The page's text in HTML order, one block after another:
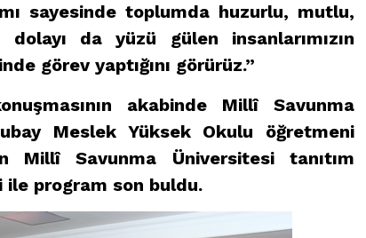
sayesinde toplumda huzurlu, mutlu,
da yüzü gülen insanlarımızın
görev yaptığını görürüz.”
akabinde Millî Savunma
Meslek Yüksek Okulu öğretmeni
Millî Savunma Üniversitesi tanıtım
program son buldu.